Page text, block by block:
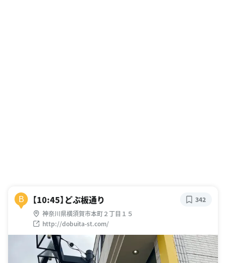
B 【10:45】どぶ板通り
神奈川県横須賀市本町２丁目１５
http://dobuita-st.com/
342